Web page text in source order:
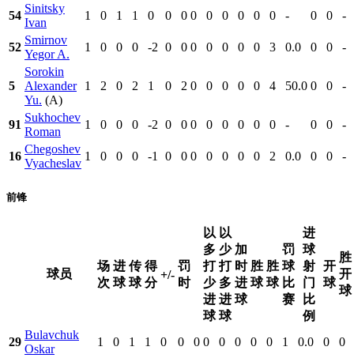
54
Sinitsky
Ivan
1 0 1 1 0 0 0 0 0 0 0 0 0 - 0 0 -
52
Smirnov
Yegor A.
1 0 0 0 -2 0 0 0 0 0 0 0 3 0.0 0 0 -
5
Sorokin
Alexander
Yu. (A)
1 2 0 2 1 0 2 0 0 0 0 0 4 50.0 0 0 -
91
Sukhochev
Roman
1 0 0 0 -2 0 0 0 0 0 0 0 0 - 0 0 -
16
Chegoshev
Vyacheslav
1 0 0 0 -1 0 0 0 0 0 0 0 2 0.0 0 0 -
前锋
球员
场
次
进
球
传
球
得
分
+/-
罚
时
以
多
打
少
进
球
以
少
打
多
进
球
加
时
进
球
胜
球
胜
球
罚
球
比
赛
进
球
射
门
比
例
开
球
胜
开
球
29
Bulavchuk
Oskar
1 0 1 1 0 0 0 0 0 0 0 0 1 0.0 0 0